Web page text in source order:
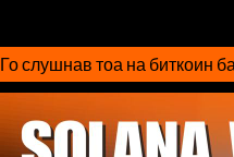
Го слушнав тоа на биткоин